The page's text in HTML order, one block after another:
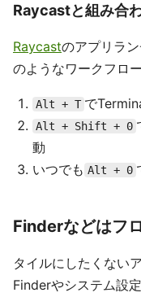
Raycastと組み合
Raycastのアプリラ
のようなワークフロ
Alt + T で
Alt + Shift + 0
動
いつでも Alt + 0
Finderなどはフ
タイルにしたくない
Finderやシステム設